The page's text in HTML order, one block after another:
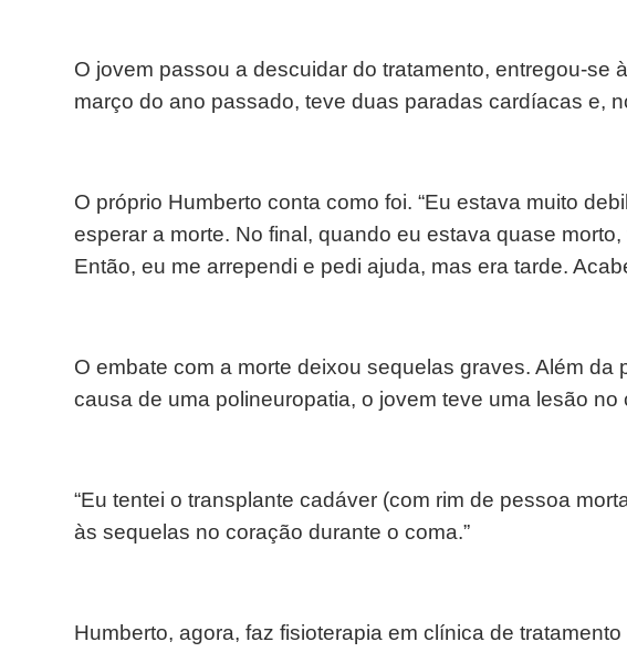
O jovem passou a descuidar do tratamento, entregou-se
março do ano passado, teve duas paradas cardíacas e,
O próprio Humberto conta como foi. “Eu estava muito
esperar a morte. No final, quando eu estava quase
Então, eu me arrependi e pedi ajuda, mas era tarde.
O embate com a morte deixou sequelas graves. Além da
causa de uma polineuropatia, o jovem teve uma lesão
“Eu tentei o transplante cadáver (com rim de pessoa
às sequelas no coração durante o coma.”
Humberto, agora, faz fisioterapia em clínica de